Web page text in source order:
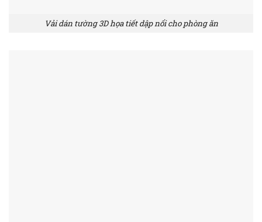
Vải dán tường 3D họa tiết dập nổi cho phòng ăn